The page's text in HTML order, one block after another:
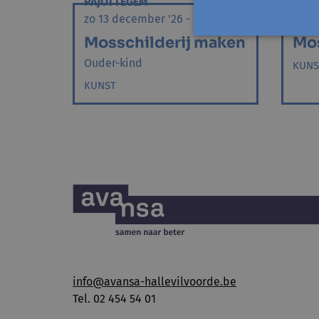
zo 13 december '26 - 1 sessie
Mosschilderij maken
Ouder-kind
KUNST
info@avansa-hallevilvoorde.be
Tel. 02 454 54 01